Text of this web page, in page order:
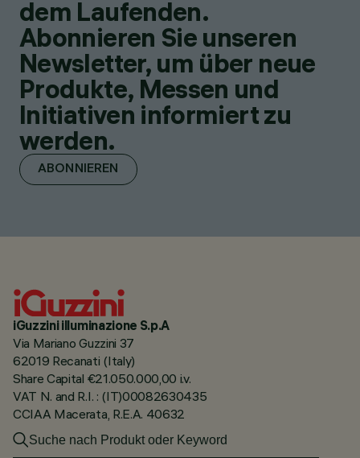
dem Laufenden.
Abonnieren Sie unseren
Newsletter, um über neue
Produkte, Messen und
Initiativen informiert zu
werden.
ABONNIEREN
iGuzzini illuminazione S.p.A
Via Mariano Guzzini 37
62019 Recanati (Italy)
Share Capital €21.050.000,00 i.v.
VAT N. and R.I. : (IT)00082630435
CCIAA Macerata, R.E.A. 40632